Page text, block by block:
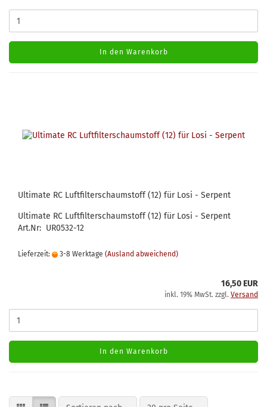
In den Warenkorb
Ultimate RC Luftfilterschaumstoff (12) für Losi - Serpent
Ultimate RC Luftfilterschaumstoff (12) für Losi - Serpent
Art.Nr: UR0532-12
Lieferzeit: 3-8 Werktage (Ausland abweichend)
16,50 EUR
inkl. 19% MwSt. zzgl. Versand
In den Warenkorb